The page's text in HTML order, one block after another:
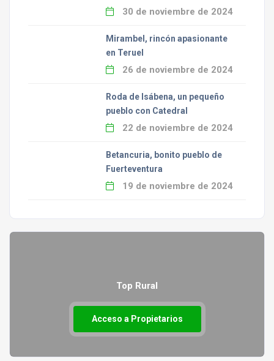
30 de noviembre de 2024
Mirambel, rincón apasionante
en Teruel
26 de noviembre de 2024
Roda de Isábena, un pequeño
pueblo con Catedral
22 de noviembre de 2024
Betancuria, bonito pueblo de
Fuerteventura
19 de noviembre de 2024
Top Rural
Acceso a Propietarios